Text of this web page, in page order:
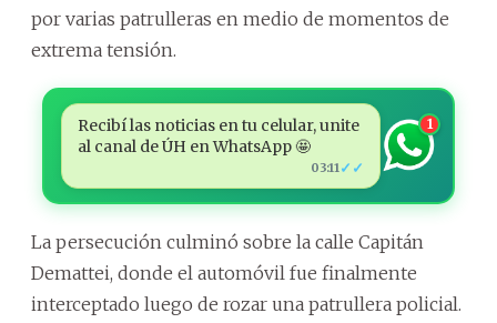
por varias patrulleras en medio de momentos de
extrema tensión.
Recibí las noticias en tu celular, unite
al canal de ÚH en WhatsApp 🤩
03:11✓✓
1
La persecución culminó sobre la calle Capitán
Demattei, donde el automóvil fue finalmente
interceptado luego de rozar una patrullera policial.